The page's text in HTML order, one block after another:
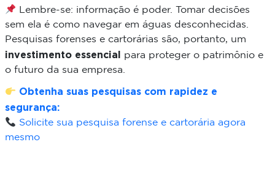
Lembre-se: informação é poder. Tomar decisões
sem ela é como navegar em águas desconhecidas.
Pesquisas forenses e cartorárias são, portanto, um
investimento essencial para proteger o patrimônio e
o futuro da sua empresa.
Obtenha suas pesquisas com rapidez e
segurança:
Solicite sua pesquisa forense e cartorária agora
mesmo